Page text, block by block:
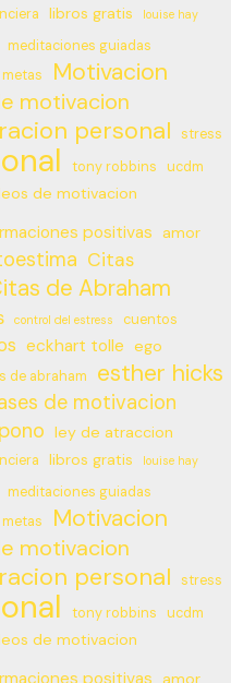
libros gratis louise hay
meditaciones guiadas
metas Motivacion
motivacion
personal stress
tony robbins
ucdm
de motivacion
positivas
amor
Citas
de Abraham
control del estress cuentos
eckhart tolle ego
de abraham esther hicks
de motivacion
ley de atraccion
libros gratis louise hay
meditaciones guiadas
metas Motivacion
motivacion
personal stress
tony robbins
ucdm
de motivacion
positivas amor